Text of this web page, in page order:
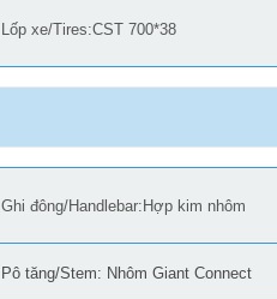
Lốp xe/Tires:CST 700*38
Ghi đông/Handlebar:Hợp kim nhôm
Pô tăng/Stem: Nhôm Giant Connect